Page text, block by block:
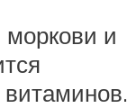
моркови и